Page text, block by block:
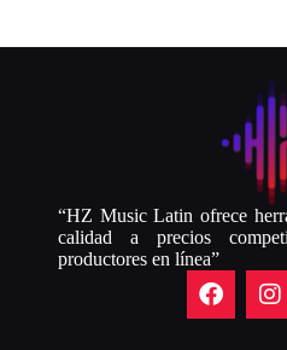
“HZ Music Latin ofrece
calidad a precios
productores en línea”